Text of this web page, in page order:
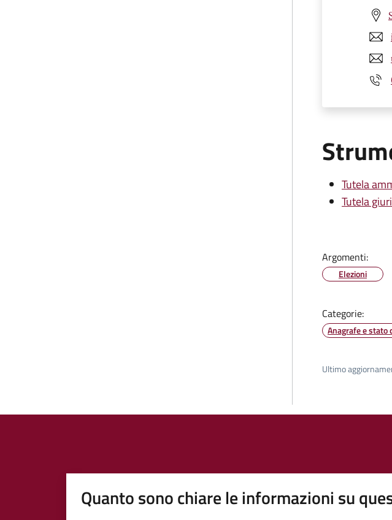
Tutela
Tutela
Argomenti:
Elezioni
Categorie:
Anagrafe e stato
Ultimo
Quanto sono chiare le informazioni su